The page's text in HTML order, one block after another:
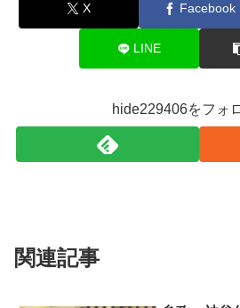
X Facebook
LINE
hide229406をフォ
関連記事